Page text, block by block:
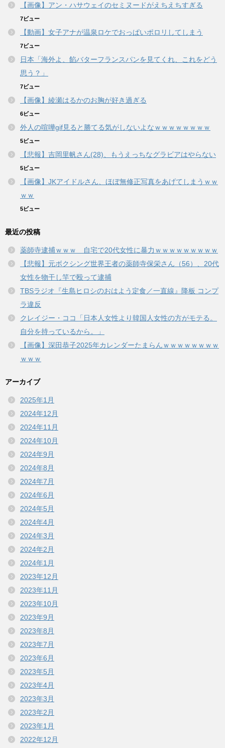
【画像】アン・ハサウェイのセミヌードがえちえちすぎる
7ビュー
【動画】女子アナが温泉ロケでおっぱいポロリしてしまう
7ビュー
日本「海外よ、餡バターフランスパンを見てくれ、これをどう
思う？」
7ビュー
【画像】綾瀬はるかのお胸が好き過ぎる
6ビュー
外人の喧嘩gif見ると勝てる気がしないよなｗｗｗｗｗｗｗｗ
5ビュー
【悲報】吉岡里帆さん(28)、もうえっちなグラビアはやらない
5ビュー
【画像】JKアイドルさん、ほぼ無修正写真をあげてしまうｗｗ
ｗｗ
5ビュー
最近の投稿
薬師寺逮捕ｗｗｗ 自宅で20代女性に暴力ｗｗｗｗｗｗｗｗｗ
【悲報】元ボクシング世界王者の薬師寺保栄さん（56）、20代
女性を物干し竿で殴って逮捕
TBSラジオ『生島ヒロシのおはよう定食／一直線』降板 コンプ
ラ違反
クレイジー・ココ「日本人女性より韓国人女性の方がモテる。
自分を持っているから。」
【画像】深田恭子2025年カレンダーたまらんｗｗｗｗｗｗｗｗ
ｗｗｗ
アーカイブ
2025年1月
2024年12月
2024年11月
2024年10月
2024年9月
2024年8月
2024年7月
2024年6月
2024年5月
2024年4月
2024年3月
2024年2月
2024年1月
2023年12月
2023年11月
2023年10月
2023年9月
2023年8月
2023年7月
2023年6月
2023年5月
2023年4月
2023年3月
2023年2月
2023年1月
2022年12月